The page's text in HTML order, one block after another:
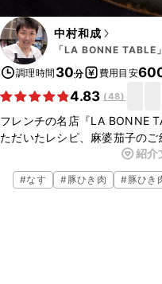
中村和成
「LA BONNE TABLE
調理時間 30分 費用目安
4.83 (48)
フレンチの名店『LA BONNE
ただいたレシピ、麻婆茄子の
麻婆ソースに、自家製のラー
です。ぜひ作ってみてください
紹介
#なす #豚ひき肉 #豚ひき